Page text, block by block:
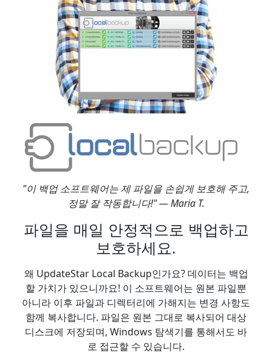
"이 백업 소프트웨어는 제 파일을 손쉽게 보호해 주고,
정말 잘 작동합니다!" — Maria T.
파일을 매일 안정적으로 백업하고
보호하세요.
왜 UpdateStar Local Backup인가요? 데이터는 백업
할 가치가 있으니까요! 이 소프트웨어는 원본 파일뿐
아니라 이후 파일과 디렉터리에 가해지는 변경 사항도
함께 복사합니다. 파일은 원본 그대로 복사되어 대상
디스크에 저장되며, Windows 탐색기를 통해서도 바
로 접근할 수 있습니다.